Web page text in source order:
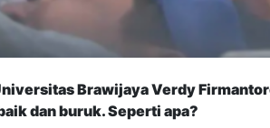
Brawijaya Verdy
dan buruk. Seperti apa?